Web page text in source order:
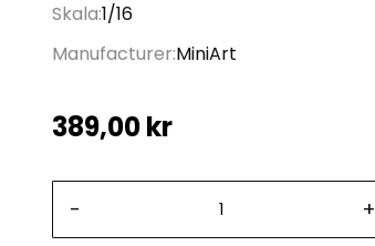
Skala1/16
Manufacturer MiniArt
389,00 kr
- +